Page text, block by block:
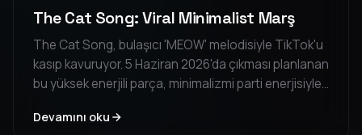
The Cat Song: Viral Minimalist Marş
The Cat Song, bulaşıcı 'MEOW' melodisiyle TikTok'u
kasıp kavuruyor. 5 Haziran 2026'da çıkması planlanan
bu yüksek enerjili parça, minimalizmi parti enerjisiyle
mutlaka dinlenmesi gereken bir eser.
Devamını oku